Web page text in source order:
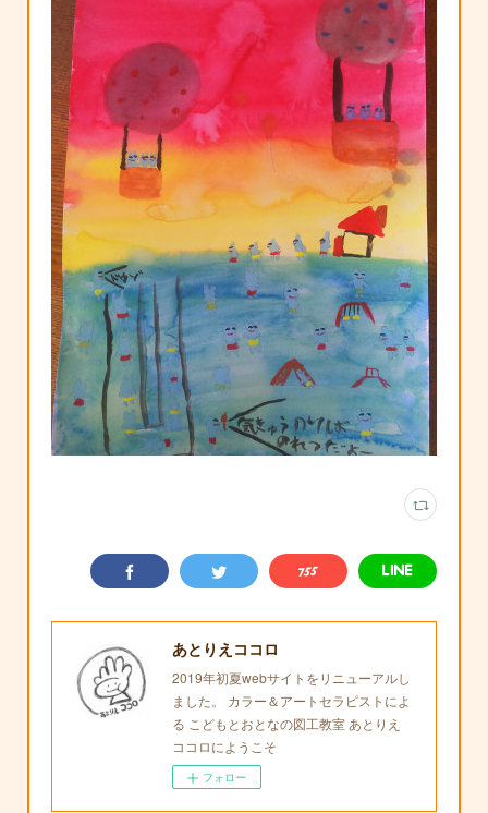
あとりえココロ
2019年初夏webサイトをリニューアルし
ました。 カラー＆アートセラピストによ
る こどもとおとなの図工教室 あとりえ
ココロにようこそ
フォロー